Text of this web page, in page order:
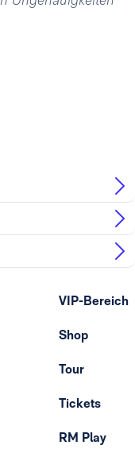
VIP-Bereich
Shop
Tour
Tickets
RM Play